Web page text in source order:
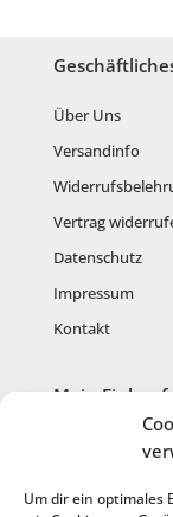
Um dir ein optimales
Über Uns
Versandinfo
Vertrag
Datenschutz
Impressum
Kontakt
Mein Einkauf